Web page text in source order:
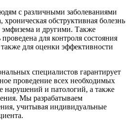
с различными заболеваниями
хроническая обструктивная болезнь
и другими. Также
для контроля состояния
для оценки эффективности
специалистов гарантирует
проведение всех необходимых
нарушений и патологий, а также
Мы разрабатываем
учитывая индивидуальные